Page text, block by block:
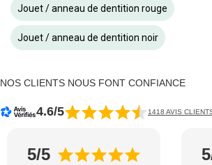
Jouet / anneau de dentition rouge
Jouet / anneau de dentition noir
NOS CLIENTS NOUS FONT CONFIANCE
4.6/5 1418 AVIS
5/5